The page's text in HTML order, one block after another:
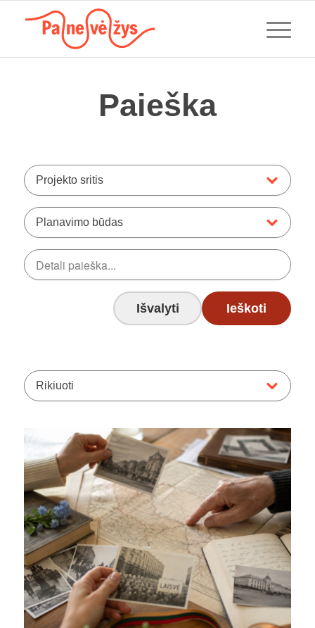
Paieška
Projekto sritis
Planavimo būdas
Išvalyti Ieškoti
Rikiuoti